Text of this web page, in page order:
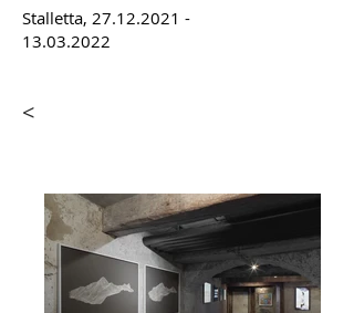
Stalletta, 27.12.2021 -
13.03.2022
<